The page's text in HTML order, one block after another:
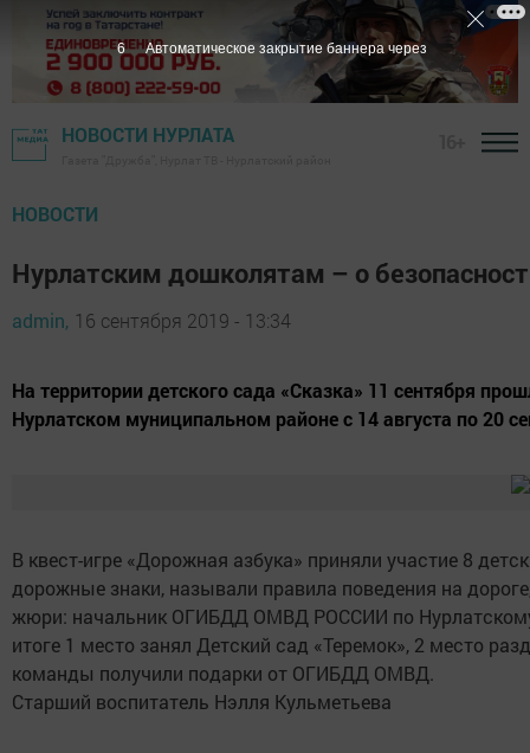
НОВОСТИ НУРЛАТА
НОВОСТИ
Нурлатским дошколятам – о
admin, 16 сентября 2019 - 13:34
На территории детского сада «Сказка» 11 сентября
Нурлатском муниципальном районе с 14 августа по 20
В квест-игре «Дорожная азбука» приняли участие 8
дорожные знаки, называли правила поведения на
жюри: начальник ОГИБДД ОМВД РОССИИ по
итоге 1 место занял Детский сад «Теремок», 2 место
команды получили подарки от ОГИБДД ОМВД.
Старший воспитатель Нэлля Кульметьева
6 Автоматическое закрытие баннера через